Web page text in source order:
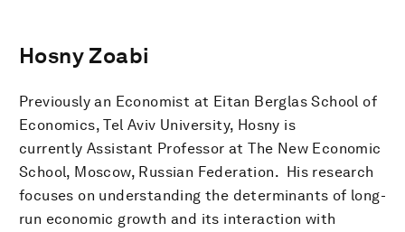
Hosny Zoabi
Previously an Economist at Eitan Berglas School of
Economics, Tel Aviv University, Hosny is
currently Assistant Professor at The New Economic
School, Moscow, Russian Federation. His research
focuses on understanding the determinants of long-
run economic growth and its interaction with